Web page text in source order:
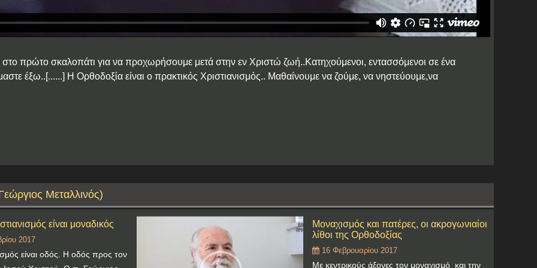
στο πρώτο σκαλοπάτι για να προχωρήσουμε μετά στην εν Χριστώ ζωή..Κατηχούμενοι, εντασσόμενοι σε ένα
έξω..[......] Η Ορθοδοξία είναι ο πρακτικός Χριστιανισμός.. Μαθαίνουμε να ζούμε, να νηστεύουμε,να
Μεταλλινός)
είναι μοναδικός
2017
είναι οδός. Η οδός προς τον
Μοναχισμός και πατέρες, οι ακρογωνιαίοι
λίθοι της Ορθοδοξίας
16 Φεβρουαρίου 2017
Με κεντρικούς άξονες τον μοναχισμό και την